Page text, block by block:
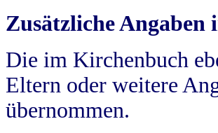
Zusätzliche
Die im Kirchenbuch
Eltern oder weitere
übernommen.